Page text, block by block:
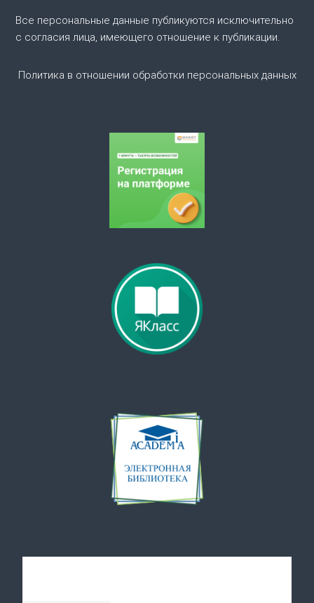
о
з
Все персональные данные публикуются исключительно
с согласия лица, имеющего отношение к публикации.
Политика в отношении обработки персональных данных